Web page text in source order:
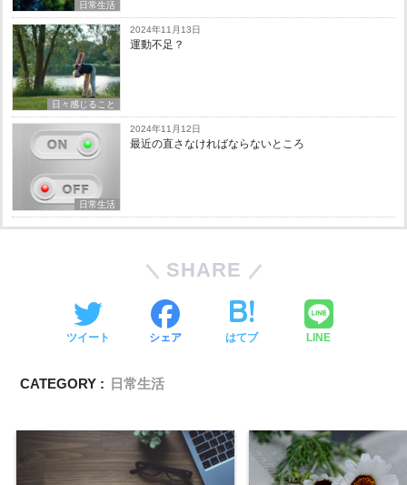
日常生活
日々感じること
2024年11月13日
運動不足？
日常生活
2024年11月12日
最近の直さなければならないところ
SHARE
ツイート シェア はてブ LINE
CATEGORY : 日常生活